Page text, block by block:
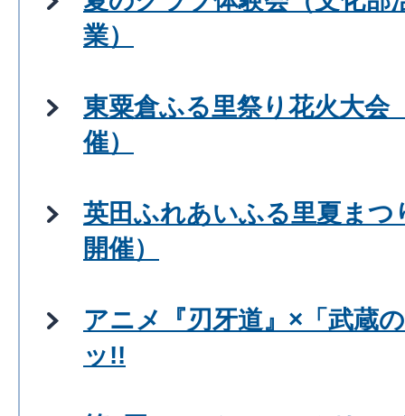
業）
東粟倉ふる里祭り花火大会
催）
英田ふれあいふる里夏まつ
開催）
アニメ『刃牙道』×「武蔵
ッ!!